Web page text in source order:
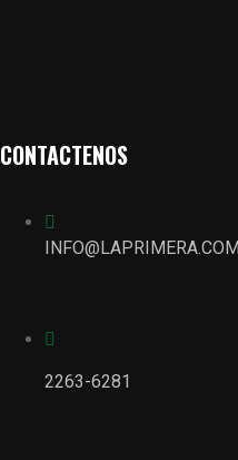
CONTACTENOS
2263-6281